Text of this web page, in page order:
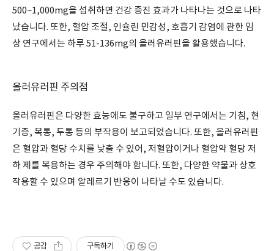
500~1,000mg을 섭취하면 건강 증진 효과가 나타나는 것으로 나타
났습니다. 또한, 혈압 조절, 인슐린 민감성, 호흡기 감염에 관한 임
상 연구에서는 하루 51-136mg의 올러유러핀을 활용했습니다.
올러유러핀 주의점
올러유러핀은 다양한 효능에도 불구하고 일부 연구에서는 기침, 현
기증, 복통, 두통 등의 부작용이 보고되었습니다. 또한, 올러유러핀
은 혈압과 혈당 수치를 낮출 수 있어, 저혈압이거나 혈압약 혈당 저
하 제를 복용하는 경우 주의해야 합니다. 또한, 다양한 약물과 상호
작용할 수 있으며 알레르기 반응이 나타날 수도 있습니다.
공감 구독하기